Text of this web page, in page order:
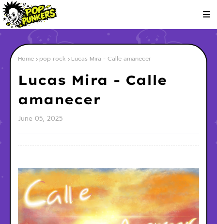
Home pop rock Lucas Mira - Calle amanecer
Lucas Mira - Calle
amanecer
June 05, 2025